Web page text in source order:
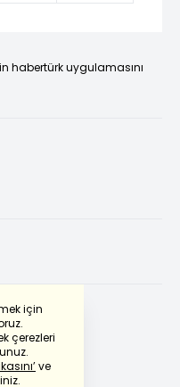
için
çerezleri
ve
habertürk uygulamasını